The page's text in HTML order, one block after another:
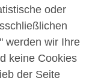
oder
werden wir Ihre
keine Cookies
der Seite